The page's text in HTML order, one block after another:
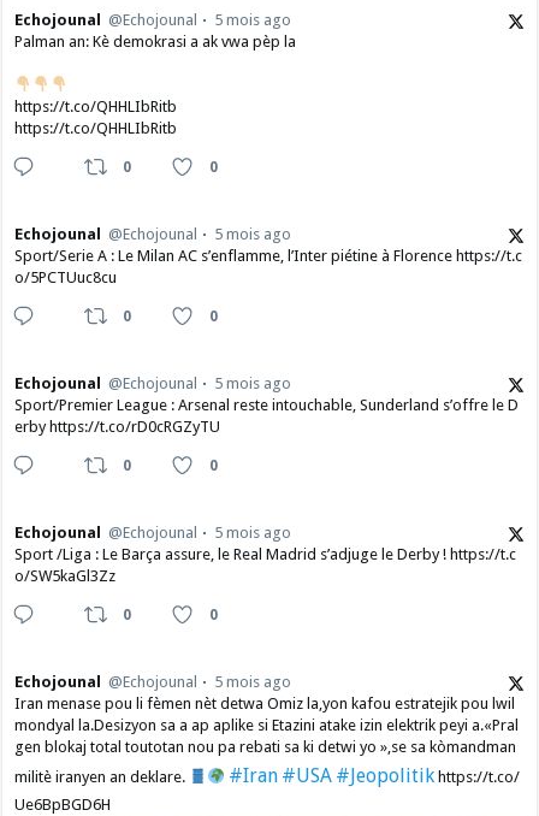
Echojounal @Echojounal
5 mois ago
Palman an: Kè demokrasi a ak vwa pèp la
https://t.co/QHHLIbRitb
https://t.co/QHHLIbRitb
0 0
Echojounal @Echojounal
5 mois ago
Sport/Serie A : Le Milan AC s’enflamme, l’Inter piétine à Florence https://t.c
o/5PCTUuc8cu
0 0
Echojounal @Echojounal
5 mois ago
Sport/Premier League : Arsenal reste intouchable, Sunderland s’offre le D
erby https://t.co/rD0cRGZyTU
0 0
Echojounal @Echojounal
5 mois ago
Sport /Liga : Le Barça assure, le Real Madrid s’adjuge le Derby ! https://t.c
o/SW5kaGl3Zz
0 0
Echojounal @Echojounal
5 mois ago
Iran menase pou li fèmen nèt detwa Omiz la,yon kafou estratejik pou lwil
mondyal la.Desizyon sa a ap aplike si Etazini atake izin elektrik peyi a.​«Pral
gen blokaj total toutotan nou pa rebati sa ki detwi yo »,se sa kòmandman
militè iranyen an deklare.
#Iran #USA #Jeopolitikhttps://t.co/
Ue6BpBGD6H